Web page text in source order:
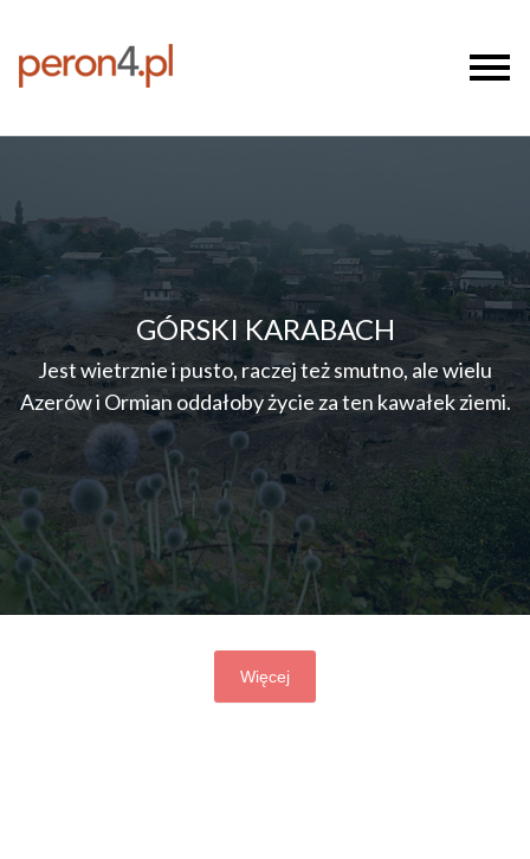
GÓRSKI KARABACH
Jest wietrznie i pusto, raczej też smutno, ale wielu
Azerów i Ormian oddałoby życie za ten kawałek ziemi.
Więcej